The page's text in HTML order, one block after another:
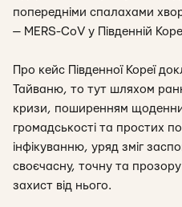
попередніми спалахами
— MERS-CoV у Південній
Про кейс Південної Кореї
Тайваню, то тут шляхом
кризи, поширенням
громадськості та простих
інфікуванню, уряд зміг
своєчасну, точну та прозору
захист від нього.